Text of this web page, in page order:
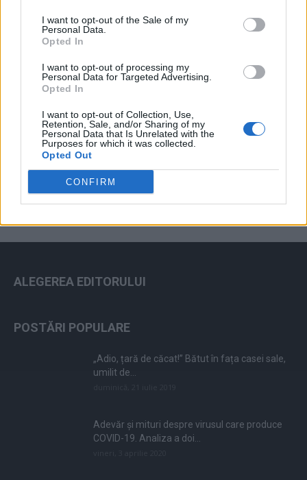
I want to opt-out of the Sale of my
Personal Data.
Opted In
I want to opt-out of processing my
Personal Data for Targeted Advertising.
Opted In
I want to opt-out of Collection, Use,
Retention, Sale, and/or Sharing of my
Personal Data that Is Unrelated with the
Purposes for which it was collected.
Opted Out
CONFIRM
ad
ALEGEREA EDITORULUI
POSTĂRI POPULARE
„Adio, țară de căcat!” Bătut în fața casei sale,
umilit de...
Adevăr și mituri despre virusul care produce
COVID-19. Analiza a doi...